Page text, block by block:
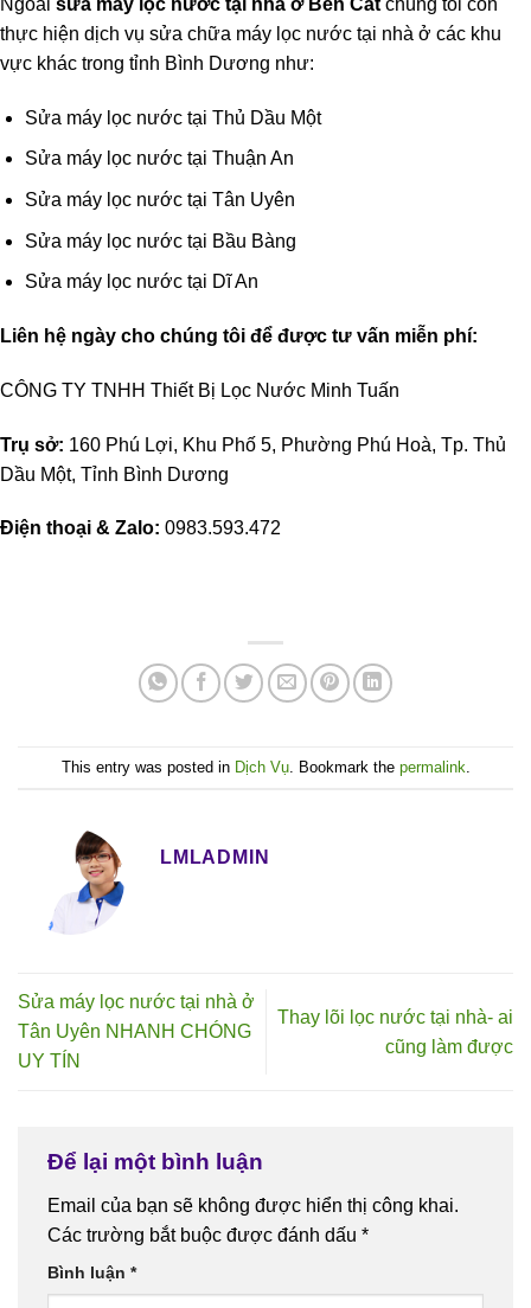
Ngoài sửa máy lọc nước tại nhà ở Bến Cát chúng tôi còn
thực hiện dịch vụ sửa chữa máy lọc nước tại nhà ở các khu
vực khác trong tỉnh Bình Dương như:
Sửa máy lọc nước tại Thủ Dầu Một
Sửa máy lọc nước tại Thuận An
Sửa máy lọc nước tại Tân Uyên
Sửa máy lọc nước tại Bầu Bàng
Sửa máy lọc nước tại Dĩ An
Liên hệ ngày cho chúng tôi để được tư vấn miễn phí:
CÔNG TY TNHH Thiết Bị Lọc Nước Minh Tuấn
Trụ sở: 160 Phú Lợi, Khu Phố 5, Phường Phú Hoà, Tp. Thủ
Dầu Một, Tỉnh Bình Dương
Điện thoại & Zalo: 0983.593.472
This entry was posted in Dịch Vụ. Bookmark the permalink
LMLADMIN
Sửa máy lọc nước tại nhà ở
Tân Uyên NHANH CHÓNG
UY TÍN
Thay lõi lọc nước tại nhà- ai
cũng làm được
Để lại một bình luận
Email của bạn sẽ không được hiển thị công khai.
Các trường bắt buộc được đánh dấu *
Bình luận *